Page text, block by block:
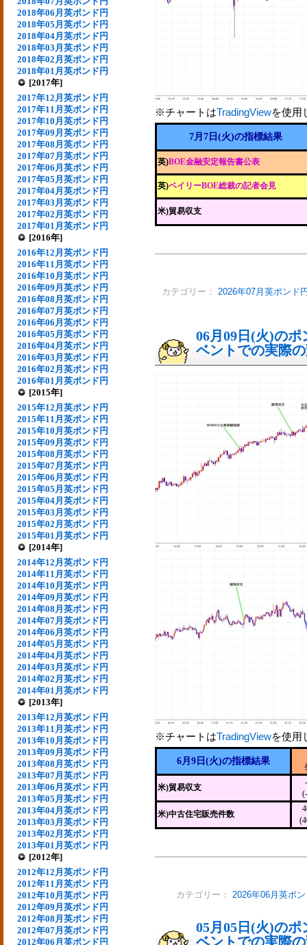
2018年06月英ポンド円
2018年05月英ポンド円
2018年04月英ポンド円
2018年03月英ポンド円
2018年02月英ポンド円
2018年01月英ポンド円
[2017年]
2017年12月英ポンド円
2017年11月英ポンド円
2017年10月英ポンド円
2017年09月英ポンド円
2017年08月英ポンド円
2017年07月英ポンド円
2017年06月英ポンド円
2017年05月英ポンド円
2017年04月英ポンド円
2017年03月英ポンド円
2017年02月英ポンド円
2017年01月英ポンド円
[2016年]
2016年12月英ポンド円
2016年11月英ポンド円
2016年10月英ポンド円
2016年09月英ポンド円
2016年08月英ポンド円
2016年07月英ポンド円
2016年06月英ポンド円
2016年05月英ポンド円
2016年04月英ポンド円
2016年03月英ポンド円
2016年02月英ポンド円
2016年01月英ポンド円
[2015年]
2015年12月英ポンド円
2015年11月英ポンド円
2015年10月英ポンド円
2015年09月英ポンド円
2015年08月英ポンド円
2015年07月英ポンド円
2015年06月英ポンド円
2015年05月英ポンド円
2015年04月英ポンド円
2015年03月英ポンド円
2015年02月英ポンド円
2015年01月英ポンド円
[2014年]
2014年12月英ポンド円
2014年11月英ポンド円
2014年10月英ポンド円
2014年09月英ポンド円
2014年08月英ポンド円
2014年07月英ポンド円
2014年06月英ポンド円
2014年05月英ポンド円
2014年04月英ポンド円
2014年03月英ポンド円
2014年02月英ポンド円
2014年01月英ポンド円
[2013年]
2013年12月英ポンド円
2013年11月英ポンド円
2013年10月英ポンド円
2013年09月英ポンド円
2013年08月英ポンド円
2013年07月英ポンド円
2013年06月英ポンド円
2013年05月英ポンド円
2013年04月英ポンド円
2013年03月英ポンド円
2013年02月英ポンド円
2013年01月英ポンド円
[2012年]
2012年12月英ポンド円
2012年11月英ポンド円
2012年10月英ポンド円
2012年09月英ポンド円
2012年08月英ポンド円
2012年07月英ポンド円
2012年06月英ポンド円
※チャートはTradingViewを使用
7月7日(火)の指標結果
英)BOE金融安定報告書公表
英)ベイリーBOE総裁の記者会見
米)貿易収支
カテゴリー： 2026年07月英ポンド
06月09日(火)の
ベントでの実際
※チャートはTradingViewを使用
6月9日(火)の指標結果
米)貿易収支
米)中古住宅販売件数
カテゴリー： 2026年06月英ポ
05月05日(火)の
ベントでの実際